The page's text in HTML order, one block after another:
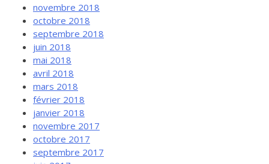
novembre 2018
octobre 2018
septembre 2018
juin 2018
mai 2018
avril 2018
mars 2018
février 2018
janvier 2018
novembre 2017
octobre 2017
septembre 2017